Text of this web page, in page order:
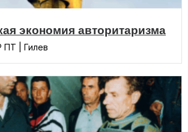
экономия авторитаризма
ПТ | Гилев